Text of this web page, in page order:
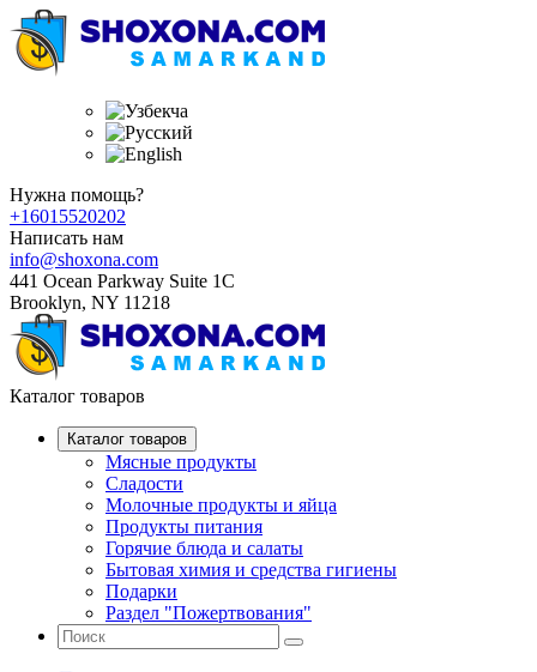
Нужна помощь?
+16015520202
Написать нам
info@shoxona.com
441 Ocean Parkway Suite 1C
Brooklyn, NY 11218
Каталог товаров
Каталог товаров
Мясные продукты
Сладости
Молочные продукты и яйца
Продукты питания
Горячие блюда и салаты
Бытовая химия и средства гигиены
Подарки
Раздел "Пожертвования"